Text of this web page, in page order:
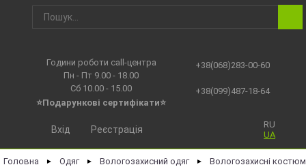
Години роботи call-центра
Пн - Пт 9.00 - 18.00
Сб 10.00 - 15.00
⭐Подарункові сертифікати⭐
+38(068)283-00-60
+38(099)487-18-64
RU
UA
Вхід Реєстрація
Головна ► Одяг ► Вологозахисний одяг ► Вологозахисні